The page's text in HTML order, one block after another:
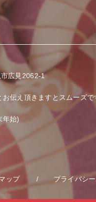
広見2062-1
伝え頂きますとスムーズで
年始)
ップ プライバシ